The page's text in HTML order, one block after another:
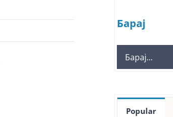
Барај
Search
for:
Popular